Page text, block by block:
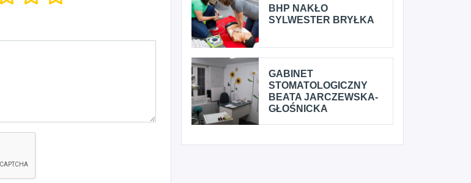
BHP NAKŁO
SYLWESTER BRYŁKA
GABINET
STOMATOLOGICZNY
BEATA JARCZEWSKA-
GŁOŚNICKA